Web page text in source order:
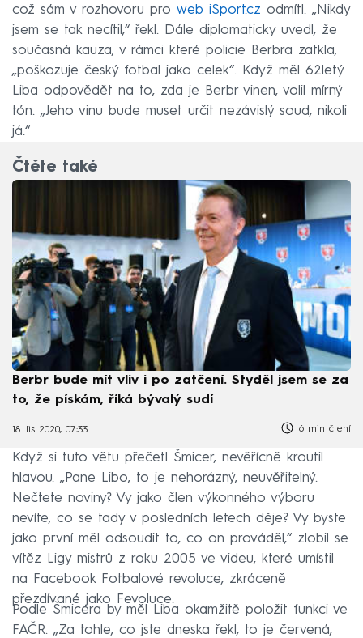
což sám v rozhovoru pro web iSport.cz odmítl. „Nikdy
jsem se tak necítil,“ řekl. Dále diplomaticky uvedl, že
současná kauza, v rámci které policie Berbra zatkla,
„poškozuje český fotbal jako celek“. Když měl 62letý
Liba odpovědět na to, zda je Berbr vinen, volil mírný
tón. „Jeho vinu bude muset určit nezávislý soud, nikoli
já.“
Čtěte také
Berbr bude mít vliv i po zatčení. Styděl jsem se za
to, že pískám, říká bývalý sudí
18. lis 2020, 07:33 6 min čtení
Když si tuto větu přečetl Šmicer, nevěřícně kroutil
hlavou. „Pane Libo, to je nehorázný, neuvěřitelný.
Nečtete noviny? Vy jako člen výkonného výboru
nevíte, co se tady v posledních letech děje? Vy byste
jako první měl odsoudit to, co on prováděl,“ zlobil se
vítěz Ligy mistrů z roku 2005 ve videu, které umístil
na Facebook Fotbalové revoluce, zkráceně
přezdívané jako Fevoluce.
Podle Šmicera by měl Liba okamžitě položit funkci ve
FAČR. „Za tohle, co jste dneska řekl, to je červená,